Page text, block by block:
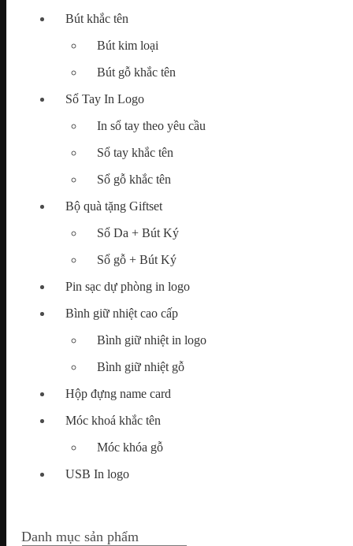
Bút khắc tên
Bút kim loại
Bút gỗ khắc tên
Sổ Tay In Logo
In sổ tay theo yêu cầu
Sổ tay khắc tên
Sổ gỗ khắc tên
Bộ quà tặng Giftset
Sổ Da + Bút Ký
Sổ gỗ + Bút Ký
Pin sạc dự phòng in logo
Bình giữ nhiệt cao cấp
Bình giữ nhiệt in logo
Bình giữ nhiệt gỗ
Hộp đựng name card
Móc khoá khắc tên
Móc khóa gỗ
USB In logo
Danh mục sản phẩm